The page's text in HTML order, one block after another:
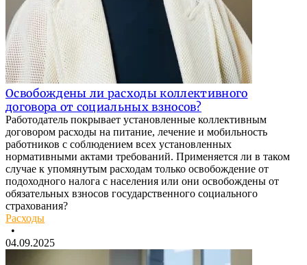
Освобождены ли расходы коллективного
договора от социальных взносов?
Работодатель покрывает установленные коллективным
договором расходы на питание, лечение и мобильность
работников с соблюдением всех установленных
нормативными актами требований. Применяется ли в таком
случае к упомянутым расходам только освобождение от
подоходного налога с населения или они освобождены от
обязательных взносов государственного социального
страхования?
Расходы
•
04.09.2025